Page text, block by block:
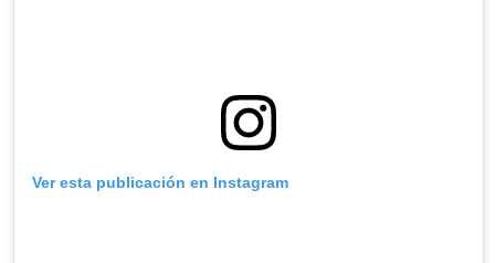
Ver esta publicación en Instagram